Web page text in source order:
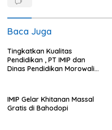
Baca Juga
Tingkatkan Kualitas
Pendidikan , PT IMIP dan
Dinas Pendidikan Morowali
di Bahodopi
IMIP Gelar Khitanan Massal
Gratis di Bahodopi